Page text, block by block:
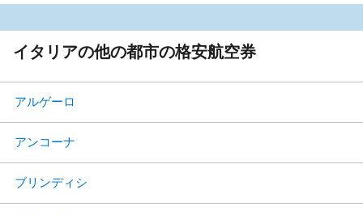
イタリアの他の都市の格安航空券
アルゲーロ
アンコーナ
ブリンディシ